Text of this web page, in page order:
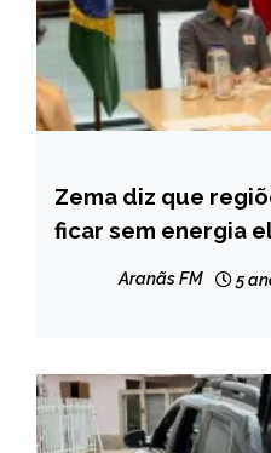
MINAS
GERAIS
NOTÍCIAS
Zema diz que
ficar sem energia
Aranãs FM 5